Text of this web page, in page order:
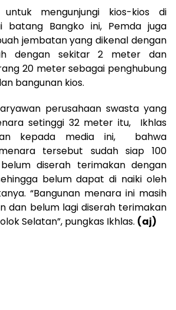
mengunjungi kios-kios di
batang Bangko ini, Pemda juga
jembatan yang dikenal dengan
dengan sekitar 2 meter dan
20 meter sebagai penghubung
bangunan kios.
perusahaan swasta yang
setinggi 32 meter itu, Ikhlas
kepada media ini, bahwa
tersebut sudah siap 100
diserah terimakan dengan
belum dapat di naiki oleh
“Bangunan menara ini masih
dan belum lagi diserah terimakan
Selatan”, pungkas Ikhlas. (aj)